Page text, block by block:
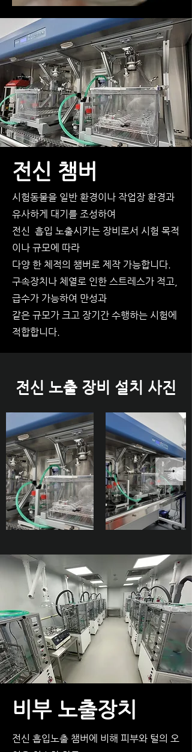
전신 챔버
시험동물을 일반 환경이나 작업장 환경과
유사하게 대기를 조성하여
전신 흡입 노출시키는 장비로서 시험 목적
이나 규모에 따라
다양 한 체적의 챔버로 제작 가능합니다.
구속장치나 체열로 인한 스트레스가 적고,
급수가 가능하여 만성과
같은 규모가 크고 장기간 수행하는 시험에
적합합니다.
전신 노출 장비 설치 사진
비부 노출장치
전신 흡입노출 챔버에 비해 피부와 털의 오